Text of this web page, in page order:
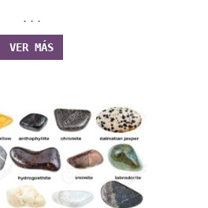
...
VER MÁS